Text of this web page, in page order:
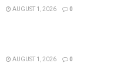
AUGUST 1, 2026 0
AUGUST 1, 2026 0